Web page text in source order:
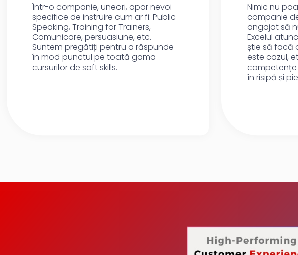
Într-o companie, uneori, apar nevoi
specifice de instruire cum ar fi: Public
Speaking, Training for Trainers,
Comunicare, persuasiune, etc.
Suntem pregătiți pentru a răspunde
în mod punctul pe toată gama
cursurilor de soft skills.
Nimic nu
companie
angajat să
Excelul
știe să facă
este cazul,
în risipă și